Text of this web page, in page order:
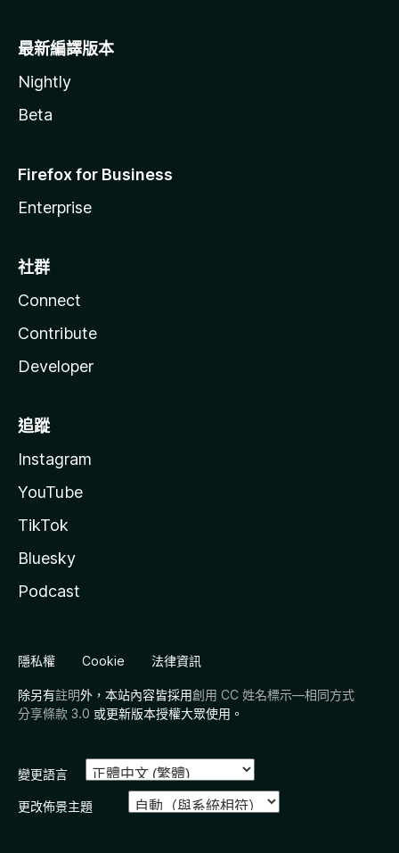
最新編譯版本
Nightly
Beta
Firefox for Business
Enterprise
社群
Connect
Contribute
Developer
追蹤
Instagram
YouTube
TikTok
Bluesky
Podcast
隱私權 Cookie 法律資訊
除另有註明外，本站內容皆採用創用 CC 姓名標示—相同方式
分享條款 3.0 或更新版本授權大眾使用。
變更語言
更改佈景主題